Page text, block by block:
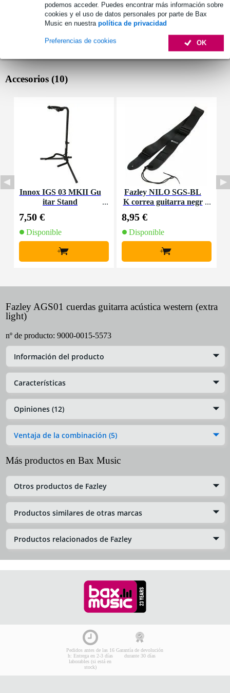
podemos acceder. Puedes encontrar más información sobre
cookies y el uso de datos personales por parte de Bax
Music en nuestra política de privacidad
OK
Preferencias de cookies
Accesorios (10)
Innox IGS 03 MKII Gu
itar Stand
7,50 €
Disponible
+
Fazley NILO SGS-BL
K correa guitarra negr
8,95 €
Disponible
+
Fazley AGS01 cuerdas guitarra acústica western (extra
light)
nº de producto: 9000-0015-5573
Información del producto
Características
Opiniones (12)
Ventaja de la combinación (5)
Más productos en Bax Music
Otros productos de Fazley
Productos similares de otras marcas
Productos relacionados de Fazley
Pedidos antes de las 16
h: Entrega en 2-3 días
laborables (si está en
stock)
Garantía de devolución
durante 30 días